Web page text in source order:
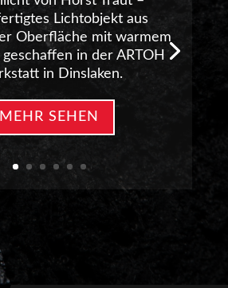
Lichtobjekt aus
Oberfläche mit warmem
in der ARTOH
in Dinslaken.
MEHR SEHEN